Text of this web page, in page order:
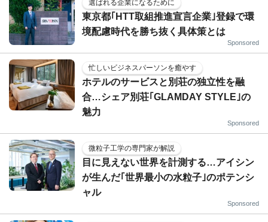
選ばれる企業になるために
東京都｢HTT取組推進宣言企業｣登録で環
境配慮時代を勝ち抜く具体策とは
Sponsored
忙しいビジネスパーソンを癒やす
ホテルのサービスと別荘の独立性を融
合…シェア別荘｢GLAMDAY STYLE｣の
魅力
Sponsored
微粒子工学の専門家が解説
目に見えない世界を計測する…アイシン
が生んだ｢世界最小の水粒子｣のポテンシ
ャル
Sponsored